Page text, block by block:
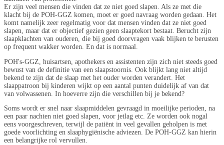
Er zijn veel mensen die vinden dat ze niet goed slapen. Als ze met die
klacht bij de POH-GGZ komen, moet er goed navraag worden gedaan. Het
komt namelijk zeer regelmatig voor dat mensen vinden dat ze niet goed
slapen, maar dat er objectief gezien geen slaaptekort bestaat. Berucht zijn
slaapklachten van ouderen, die bij goed doorvragen vaak blijken te berusten
op frequent wakker worden. En dat is normaal.
POH's-GGZ, huisartsen, apothekers en assistenten zijn zich niet steeds goed
bewust van de definitie van een slaapstoornis. Ook blijkt lang niet altijd
bekend te zijn dat de slaap met het ouder worden verandert. Het
slaappatroon bij kinderen wijkt op een aantal punten duidelijk af van dat
van volwassenen. In hoeverre zijn die verschillen bij je bekend?
Soms wordt er snel naar slaapmiddelen gevraagd in moeilijke perioden, na
een paar nachten niet goed slapen, voor jetlag etc. Ze worden ook nogal
eens voorgeschreven, terwijl de patiënt in veel gevallen geholpen is met
goede voorlichting en slaaphygiënische adviezen. De POH-GGZ kan hierin
een belangrijke rol vervullen.